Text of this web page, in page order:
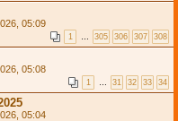
05:09
1 … 305 306 307 308
05:08
1 … 31 32 33 34
05:04